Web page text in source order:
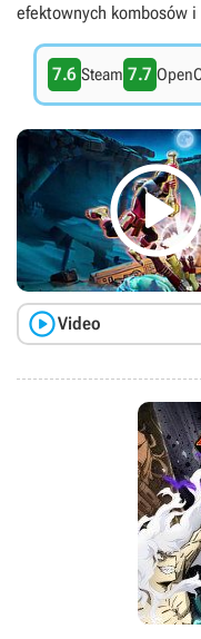
efektownych kombosów
7.6 Steam 7.7
Video